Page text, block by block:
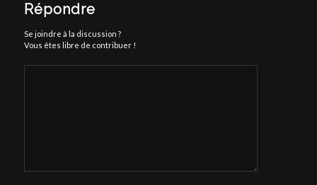
Répondre
Se joindre à la discussion ?
Vous êtes libre de contribuer !